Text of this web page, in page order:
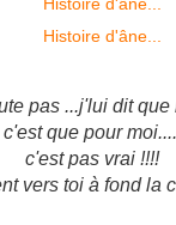
pas ...j'lui dit
c'est que pour
c'est pas vrai !!!!
vers toi à fond la